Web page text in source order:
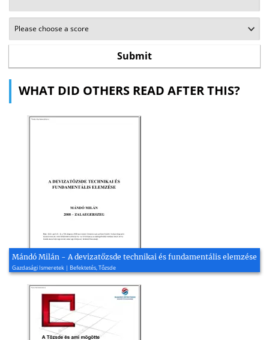
WHAT DID OTHERS READ AFTER THIS?
Mándó Milán - A devizatőzsde technikai és fundamentális elemzése
Gazdasági Ismeretek | Befektetés, Tőzsde